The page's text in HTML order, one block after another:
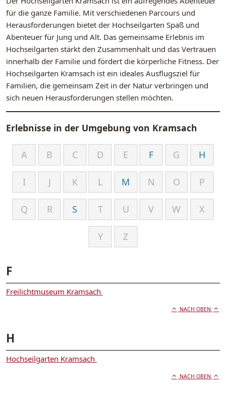
für die ganze Familie. Mit verschiedenen Parcours und
Herausforderungen bietet der Hochseilgarten Spaß und
Abenteuer für Jung und Alt. Das gemeinsame Erlebnis im
Hochseilgarten stärkt den Zusammenhalt und das Vertrauen
innerhalb der Familie und fördert die körperliche Fitness. Der
Hochseilgarten Kramsach ist ein ideales Ausflugsziel für
Familien, die gemeinsam Zeit in der Natur verbringen und
sich neuen Herausforderungen stellen möchten.
Erlebnisse in der Umgebung von Kramsach
A B C D E F G H
I J K L M N O P
Q R S T U V W X
Y Z
F
Freilichtmuseum Kramsach
NACH OBEN
H
Hochseilgarten Kramsach
NACH OBEN